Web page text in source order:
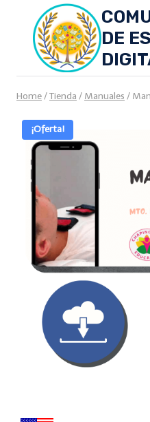
content
DE
Home/Tienda / Manuales /
¡Oferta!